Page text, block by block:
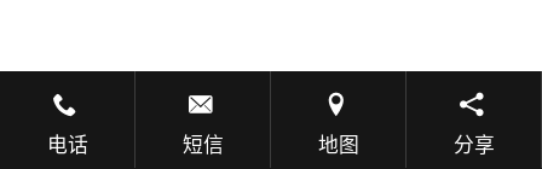
电话 短信 地图 分享